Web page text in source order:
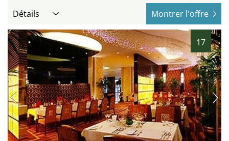
Détails Montrer l'offre
17